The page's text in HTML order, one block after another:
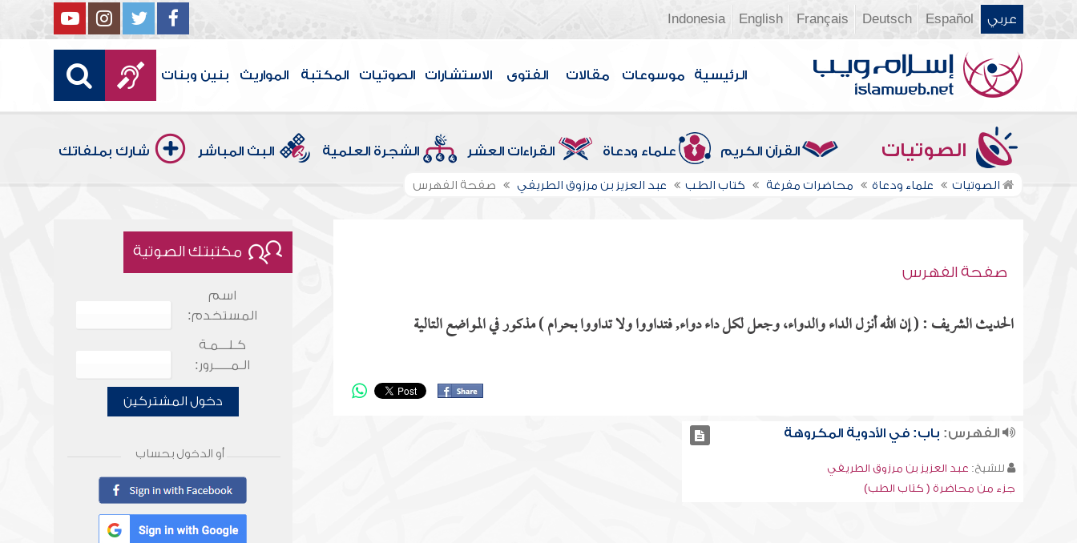
عربي Español
Deutsch
Français
English
Indonesia
الرئيسية موسوعات مقالات الفتوى الاستشارات الصوتيات المكتبة المواريث بنين وبنات
الصوتيات القرآن الكريم علماء ودعاة القراءات العشر الشجرة العلمية البث المباشر شارك بملفاتك
الصوتيات علماء ودعاة محاضرات مفرغة كتاب الطب عبد العزيز بن مرزوق الطريفي صفحة الفهرس
صفحة الفهرس
الحديث الشريف : ( إن الله أنزل الداء والدواء، وجعل لكل داء دواء, فتداووا ولا تداووا بحرام ) مذكور في المواضع التالية
الفهرس: باب: في الأدوية المكروهة
للشيخ: عبد العزيز بن مرزوق الطريفي
جزء من محاضرة ( كتاب الطب)
مكتبتك الصوتية
اسم
المستخدم:
كـلـــمـة
الـمـــــرور:
دخول المشتركين
أو الدخول بحساب